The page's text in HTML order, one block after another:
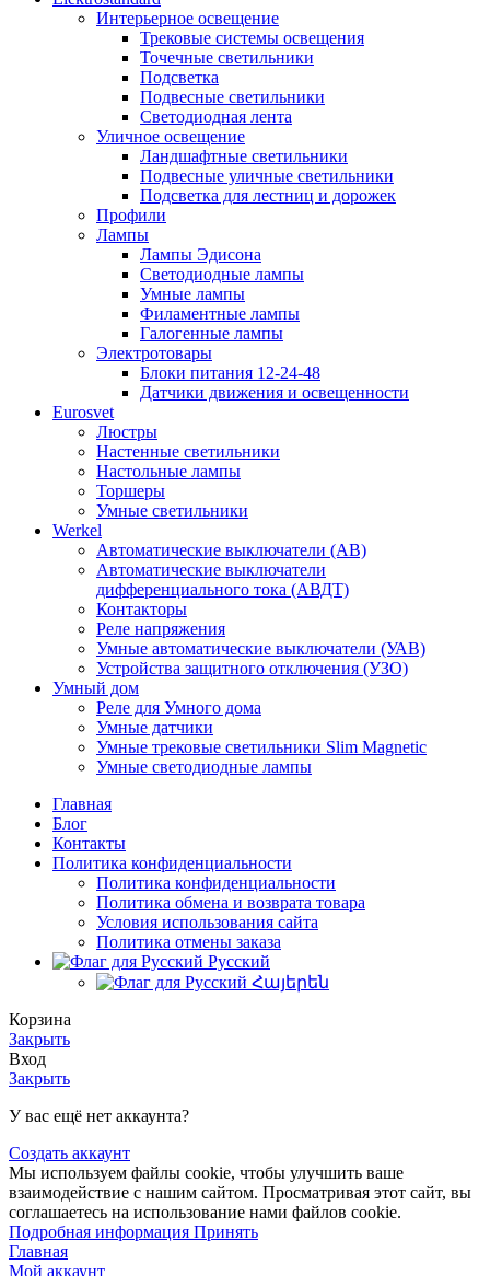
Интерьерное освещение
Трековые системы освещения
Точечные светильники
Подсветка
Подвесные светильники
Светодиодная лента
Уличное освещение
Ландшафтные светильники
Подвесные уличные светильники
Подсветка для лестниц и дорожек
Профили
Лампы
Лампы Эдисона
Светодиодные лампы
Умные лампы
Филаментные лампы
Галогенные лампы
Электротовары
Блоки питания 12-24-48
Датчики движения и освещенности
Eurosvet
Люстры
Настенные светильники
Настольные лампы
Торшеры
Умные светильники
Werkel
Автоматические выключатели (АВ)
Автоматические выключатели
дифференциального тока (АВДТ)
Контакторы
Реле напряжения
Умные автоматические выключатели (УАВ)
Устройства защитного отключения (УЗО)
Умный дом
Реле для Умного дома
Умные датчики
Умные трековые светильники Slim Magnetic
Умные светодиодные лампы
Главная
Блог
Контакты
Политика конфиденциальности
Политика конфиденциальности
Политика обмена и возврата товара
Условия использования сайта
Политика отмены заказа
Русский
Հայերեն
Корзина
Закрыть
Вход
Закрыть
У вас ещё нет аккаунта?
Создать аккаунт
Мы используем файлы cookie, чтобы улучшить ваше
взаимодействие с нашим сайтом. Просматривая этот сайт, вы
соглашаетесь на использование нами файлов cookie.
Подробная информация Подробная
Принять
Главная
Мой аккаунт